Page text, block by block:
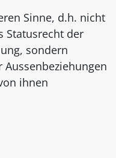
Sinne, d.h. nicht
Statusrecht der
sondern
ihnen